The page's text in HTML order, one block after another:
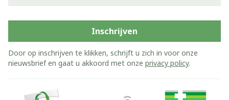
Inschrijven
Door op inschrijven te klikken, schrijft u zich in voor onze
nieuwsbrief en gaat u akkoord met onze privacy policy.